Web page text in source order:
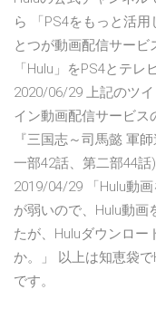
ら 「PS4をもっと活
とつが動画配信サービ
「Hulu」をPS4とテ
2020/06/29 上記のツ
イン動画配信サービス
『三国志～司馬懿 軍
一部42話、第二部44
2019/04/29 「Hulu動
が弱いので、Hulu動画
たが、Huluダウンロー
か。」 以上は知恵袋
です。